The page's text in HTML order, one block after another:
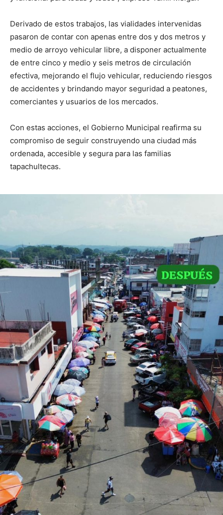
Derivado de estos trabajos, las vialidades intervenidas
pasaron de contar con apenas entre dos y dos metros y
medio de arroyo vehicular libre, a disponer actualmente
de entre cinco y medio y seis metros de circulación
efectiva, mejorando el flujo vehicular, reduciendo riesgos
de accidentes y brindando mayor seguridad a peatones,
comerciantes y usuarios de los mercados.
Con estas acciones, el Gobierno Municipal reafirma su
compromiso de seguir construyendo una ciudad más
ordenada, accesible y segura para las familias
tapachultecas.